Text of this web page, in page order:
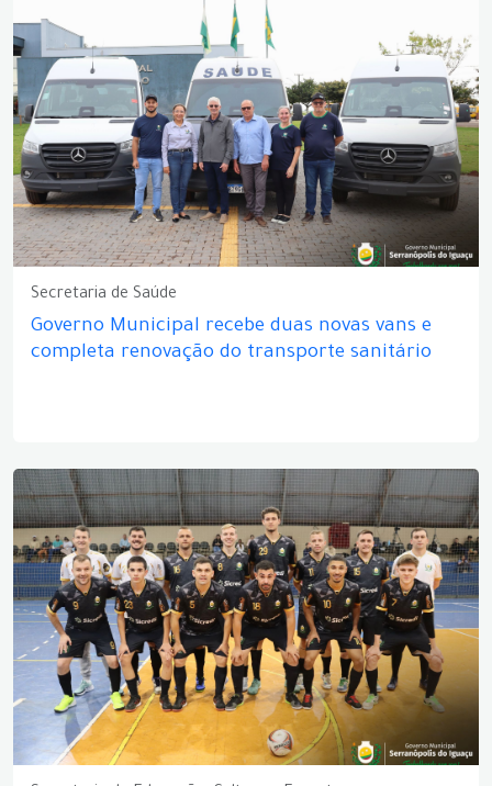
Secretaria de Saúde
Governo Municipal recebe duas novas vans e
completa renovação do transporte sanitário